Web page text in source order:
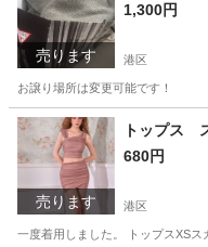
売ります
1,300円
港区
お譲り場所は変更可能です！
東京 港区 トレーナー
売ります
トップス
680円
港区
一度着用しました。 トップスXSス